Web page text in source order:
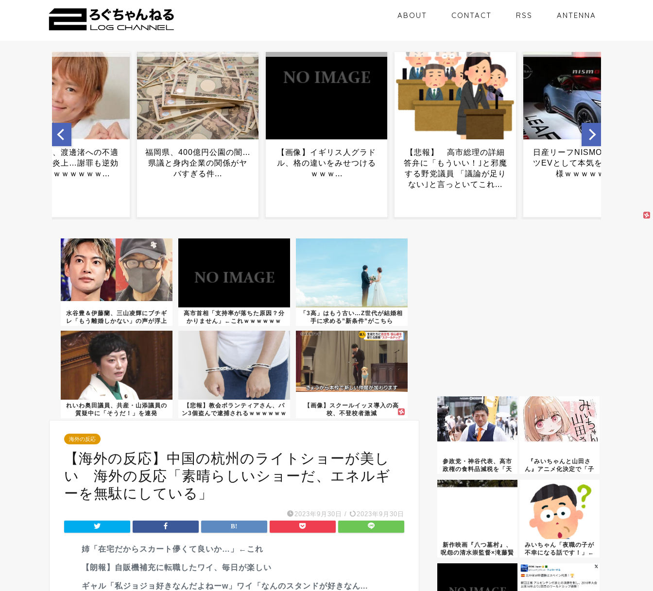
ABOUT CONTACT RSS ANTENNA
【画像】イギリス人グラド
ル、格の違いをみせつける
ｗｗｗ...
【悲報】 高市総理の詳細
答弁に「もういい！｣と邪魔
する野党議員 「議論が足り
日産リーフNISMO、スポー
ツEVとして本気を出した模
様ｗｗｗｗｗ...
【社民】福島みずほ氏が茂
木大臣に“同じ質問7連発”…
非核三原則めぐり⋯...
福岡県、400億円公園の闇…
県議と身内企業の関係がヤ
バすぎる件...
水谷豊＆伊藤蘭、三山凌輝にブチギ
レ「もう離婚しかない」の声が浮上
高市首相「支持率が落ちた原因？分
かりません」←これｗｗｗｗｗｗ
「3高」はもう古い…Z世代が結婚相
手に求める”新条件”がこちら
れいわ奥田議員、共産・山添議員の
質疑中に「そうだ！」を連発
【悲報】教会ボランティアさん、パ
ン3個盗んで逮捕されるｗｗｗｗｗｗ
【画像】スクールイッヌ導入の高
校、不登校者激減
海外の反応
【海外の反応】中国の杭州のライトショーが美し
い 海外の反応「素晴らしいショーだ、エネルギ
ーを無駄にしている」
2023年9月30日 / 2023年9月30日
姉「在宅だからスカート儚くて良いか…」←これ
【朗報】自販機補充に転職したワイ、毎日が楽しい
ギャル「私ジョジョ好きなんだよねーw」ワイ「なんのスタンドが好きなん...
参政党・神谷代表、高市
政権の食料品減税を「天
『みいちゃんと山田さ
ん』アニメ化決定で「子
新作映画『八つ墓村』、
呪怨の清水崇監督×滝藤賢
みいちゃん「夜職の子が
不幸になる話です！」←